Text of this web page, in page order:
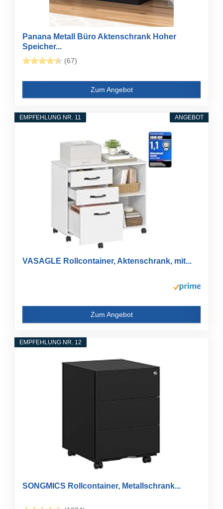
Panana Metall Büro Aktenschrank Hoher
Speicher...
(67)
Zum Angebot
ANGEBOT
EMPFEHLUNG NR. 11
VASAGLE Rollcontainer, Aktenschrank, mit...
Zum Angebot
EMPFEHLUNG NR. 12
SONGMICS Rollcontainer, Metallschrank...